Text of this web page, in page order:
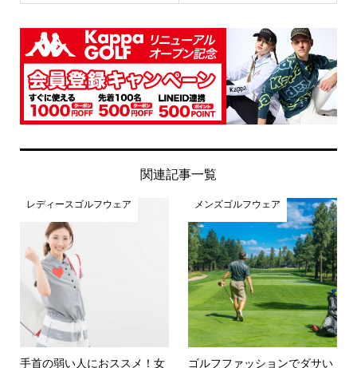
関連記事一覧
レディースゴルフウェア
手首の弱い人におススメ！女
メンズゴルフウェア
ゴルフファッションでダサい